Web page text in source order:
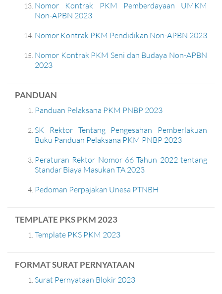
Nomor Kontrak PKM Pemberdayaan UMKM
Non-APBN 2023
Nomor Kontrak PKM Pendidikan Non-APBN 2023
Nomor Kontrak PKM Seni dan Budaya Non-APBN
2023
PANDUAN
Panduan Pelaksana PKM PNBP 2023
SK Rektor Tentang Pengesahan Pemberlakuan
Buku Panduan Pelaksana PKM PNBP 2023
Peraturan Rektor Nomor 66 Tahun 2022 tentang
Standar Biaya Masukan TA 2023
Pedoman Perpajakan Unesa PTNBH
TEMPLATE PKS PKM 2023
Template PKS PKM 2023
FORMAT SURAT PERNYATAAN
Surat Pernyataan Blokir 2023